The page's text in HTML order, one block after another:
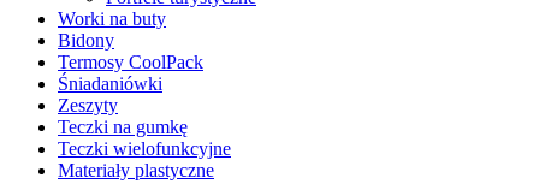
Worki na buty
Bidony
Termosy CoolPack
Śniadaniówki
Zeszyty
Teczki na gumkę
Teczki wielofunkcyjne
Materiały plastyczne